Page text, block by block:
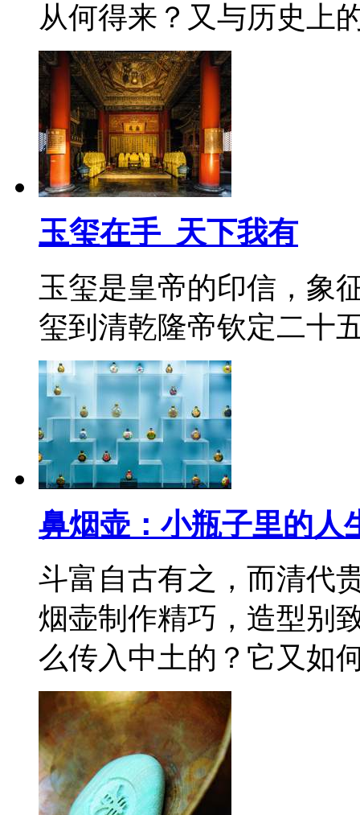
从何得来？又与历史上
玉玺在手 天下我有
玉玺是皇帝的印信，象
玺到清乾隆帝钦定二十
鼻烟壶：小瓶子里的人
斗富自古有之，而清代
烟壶制作精巧，造型别
么传入中土的？它又